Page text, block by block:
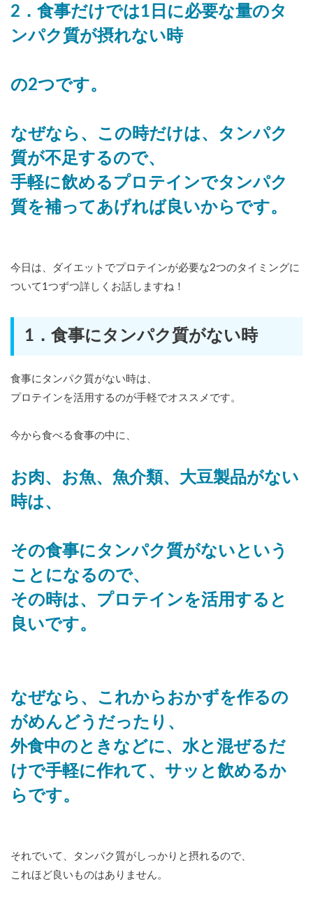
2．食事だけでは1日に必要な量のタ
ンパク質が摂れない時
の2つです。
なぜなら、この時だけは、タンパク
質が不足するので、
手軽に飲めるプロテインでタンパク
質を補ってあげれば良いからです。
今日は、ダイエットでプロテインが必要な2つのタイミングに
ついて1つずつ詳しくお話しますね！
1．食事にタンパク質がない時
食事にタンパク質がない時は、
プロテインを活用するのが手軽でオススメです。
今から食べる食事の中に、
お肉、お魚、魚介類、大豆製品がない
時は、
その食事にタンパク質がないという
ことになるので、
その時は、プロテインを活用すると
良いです。
なぜなら、これからおかずを作るの
がめんどうだったり、
外食中のときなどに、水と混ぜるだ
けで手軽に作れて、サッと飲めるか
らです。
それでいて、タンパク質がしっかりと摂れるので、
これほど良いものはありません。